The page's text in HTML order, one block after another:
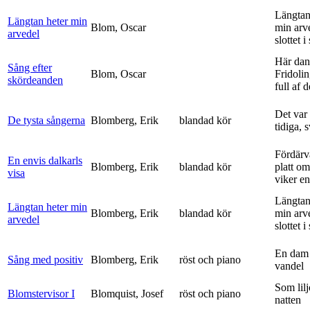
Längtan heter min
arvedel
Blom, Oscar
min
slottet i
Sång efter
skördeanden
Blom, Oscar
Här
full af
De tysta sångerna Blomberg, Erik blandad kör
Det var
tidiga,
En envis dalkarls
visa
Blomberg, Erik blandad kör
platt
viker
Längtan heter min
arvedel
Blomberg, Erik blandad kör
min
slottet i
Sång med positiv Blomberg, Erik röst och piano
En
vandel
Blomstervisor I Blomquist, Josef röst och piano
Som
natten